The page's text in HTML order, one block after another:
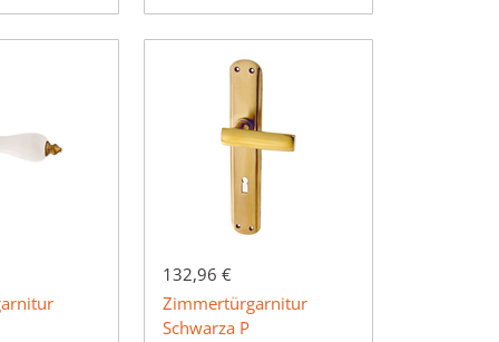
132,96 €
Zimmertürgarnitur
Schwarza P